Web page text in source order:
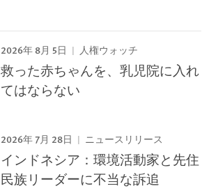
2026年 8月 5日 人権ウォッチ
救った赤ちゃんを、乳児院に入れ
てはならない
2026年 7月 28日 ニュースリリース
インドネシア：環境活動家と先住
民族リーダーに不当な訴追